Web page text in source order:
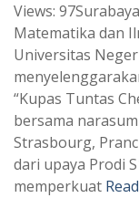
a
t
A
p
p
l
e
r
a
m
Views:
Matematika dan
Universitas
“Kupas Tuntas
bersama
Strasbourg,
dari upaya Prodi
memperkuat